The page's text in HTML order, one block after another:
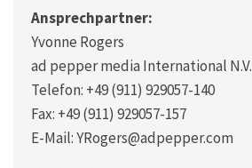
Ansprechpartner:
Yvonne Rogers
ad pepper media International N.V.
Telefon: +49 (911) 929057-140
Fax: +49 (911) 929057-157
E-Mail: YRogers@adpepper.com